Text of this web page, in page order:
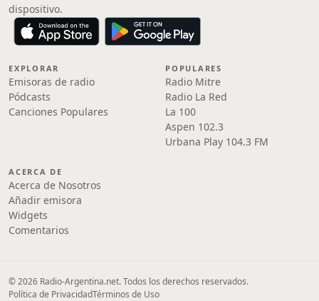
dispositivo.
EXPLORAR
Emisoras de radio
Pódcasts
Canciones Populares
POPULARES
Radio Mitre
Radio La Red
La 100
Aspen 102.3
Urbana Play 104.3 FM
ACERCA DE
Acerca de Nosotros
Añadir emisora
Widgets
Comentarios
© 2026 Radio-Argentina.net. Todos los derechos reservados.
Política de PrivacidadTérminos de Uso